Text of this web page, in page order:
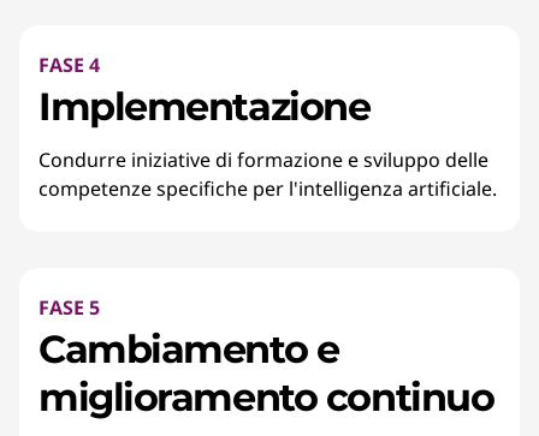
FASE 4
Implementazione
Condurre iniziative di formazione e sviluppo delle
competenze specifiche per l'intelligenza artificiale.
FASE 5
Cambiamento e
miglioramento continuo